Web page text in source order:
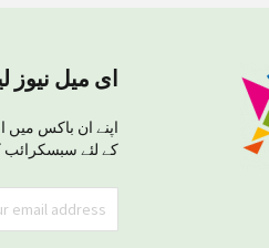
ای میل نیوز
اپنے ان باکس میں
کے لئے سبسکرائب